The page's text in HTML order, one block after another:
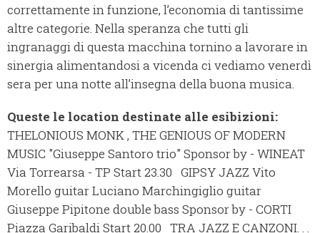
correttamente in funzione, l’economia di tantissime
altre categorie. Nella speranza che tutti gli
ingranaggi di questa macchina tornino a lavorare in
sinergia alimentandosi a vicenda ci vediamo venerdì
sera per una notte all’insegna della buona musica.
Queste le location destinate alle esibizioni:
THELONIOUS MONK , THE GENIOUS OF MODERN
MUSIC "Giuseppe Santoro trio" Sponsor by - WINEAT
Via Torrearsa - TP Start 23.30 GIPSY JAZZ Vito
Morello guitar Luciano Marchingiglio guitar
Giuseppe Pipitone double bass Sponsor by - CORTI
Piazza Garibaldi Start 20.00 TRA JAZZ E CANZONI. . .